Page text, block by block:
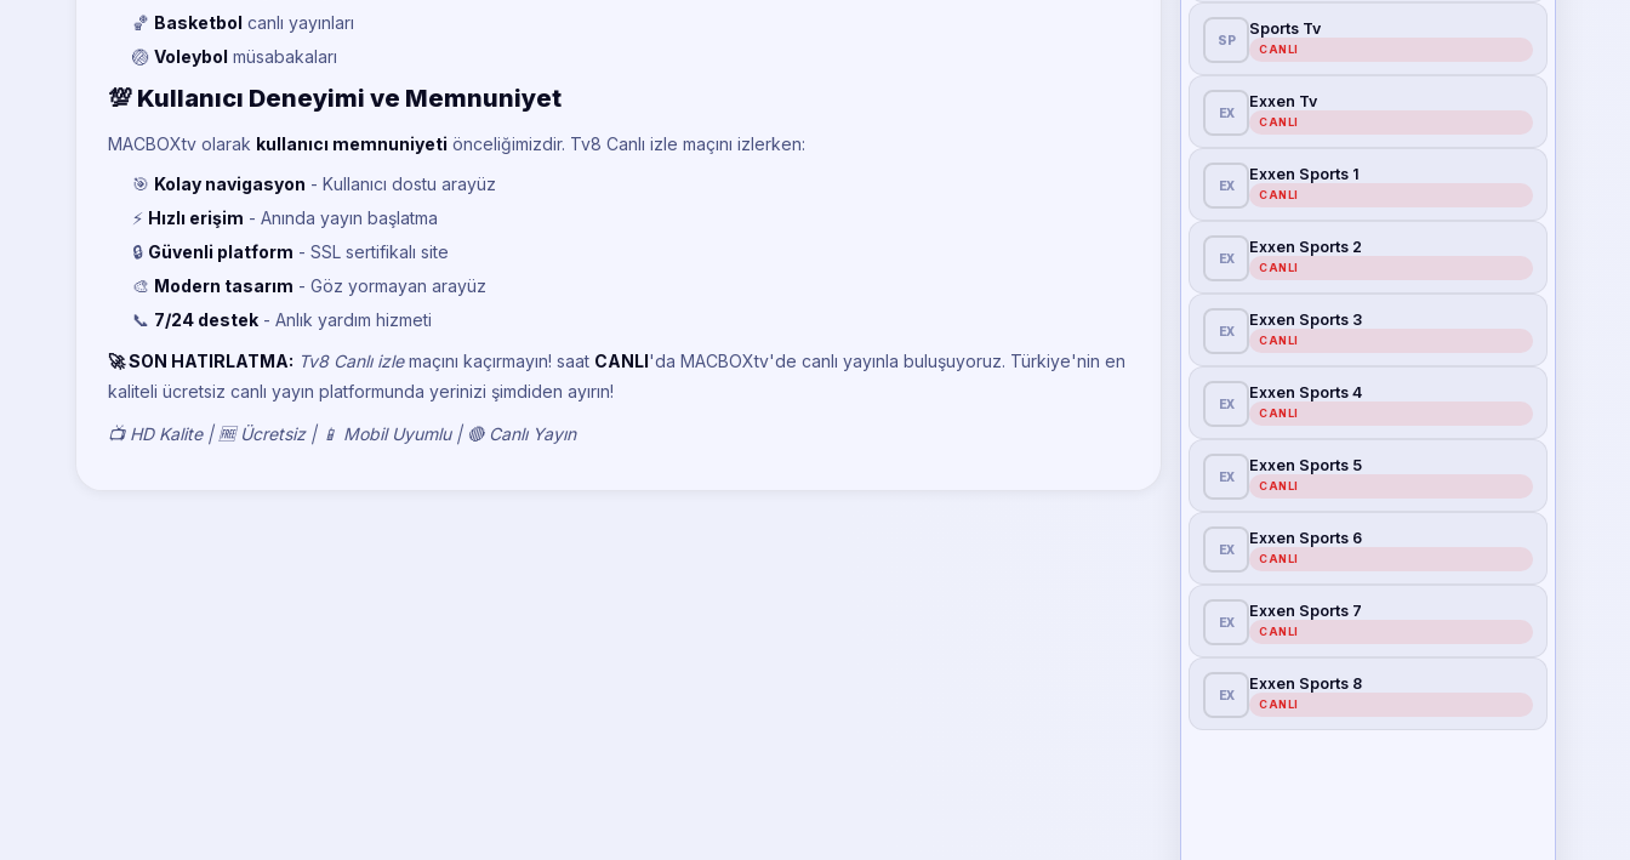
🏀 Basketbol canlı yayınları
🏐 Voleybol müsabakaları
💯 Kullanıcı Deneyimi ve Memnuniyet
MACBOXtv olarak kullanıcı memnuniyeti önceliğimizdir. Tv8 Canlı izle maçını izlerken:
🎯 Kolay navigasyon - Kullanıcı dostu arayüz
⚡ Hızlı erişim - Anında yayın başlatma
🔒 Güvenli platform - SSL sertifikalı site
🎨 Modern tasarım - Göz yormayan arayüz
📞 7/24 destek - Anlık yardım hizmeti
🚀 SON HATIRLATMA: Tv8 Canlı izlemaçını kaçırmayın! saat CANLI'da MACBOXtv'de canlı yayınla buluşuyoruz. Türkiye'nin en
kaliteli ücretsiz canlı yayın platformunda yerinizi şimdiden ayırın!
📺 HD Kalite | 🆓 Ücretsiz | 📱 Mobil Uyumlu | 🔴 Canlı Yayın
SP
Sports Tv
CANLI
EX
Exxen Tv
CANLI
EX
Exxen Sports 1
CANLI
EX
Exxen Sports 2
CANLI
EX
Exxen Sports 3
CANLI
EX
Exxen Sports 4
CANLI
EX
Exxen Sports 5
CANLI
EX
Exxen Sports 6
CANLI
EX
Exxen Sports 7
CANLI
EX
Exxen Sports 8
CANLI